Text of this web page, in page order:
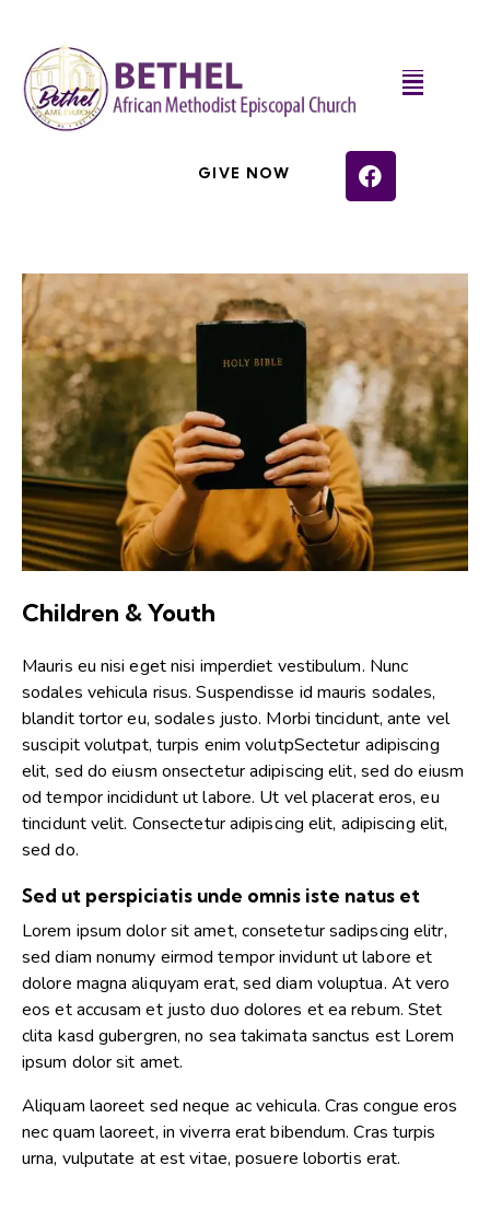
GIVE NOW
Children & Youth
Mauris eu nisi eget nisi imperdiet vestibulum. Nunc
sodales vehicula risus. Suspendisse id mauris sodales,
blandit tortor eu, sodales justo. Morbi tincidunt, ante vel
suscipit volutpat, turpis enim volutpSectetur adipiscing
elit, sed do eiusm onsectetur adipiscing elit, sed do eiusm
od tempor incididunt ut labore. Ut vel placerat eros, eu
tincidunt velit. Consectetur adipiscing elit, adipiscing elit,
sed do.
Sed ut perspiciatis unde omnis iste natus et
Lorem ipsum dolor sit amet, consetetur sadipscing elitr,
sed diam nonumy eirmod tempor invidunt ut labore et
dolore magna aliquyam erat, sed diam voluptua. At vero
eos et accusam et justo duo dolores et ea rebum. Stet
clita kasd gubergren, no sea takimata sanctus est Lorem
ipsum dolor sit amet.
Aliquam laoreet sed neque ac vehicula. Cras congue eros
nec quam laoreet, in viverra erat bibendum. Cras turpis
urna, vulputate at est vitae, posuere lobortis erat.